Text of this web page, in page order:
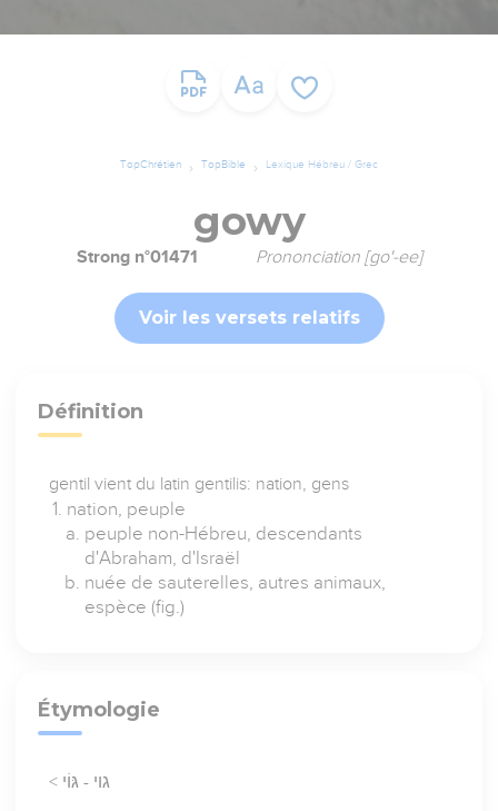
TopChrétien TopBible Lexique Hébreu / Grec
gowy
Strong n°01471 Prononciation [go'-ee]
Voir les versets relatifs
Définition
gentil vient du latin gentilis: nation, gens
nation, peuple
peuple non-Hébreu, descendants
d'Abraham, d'Israël
nuée de sauterelles, autres animaux,
espèce (fig.)
Étymologie
< גוי - גּוֹי